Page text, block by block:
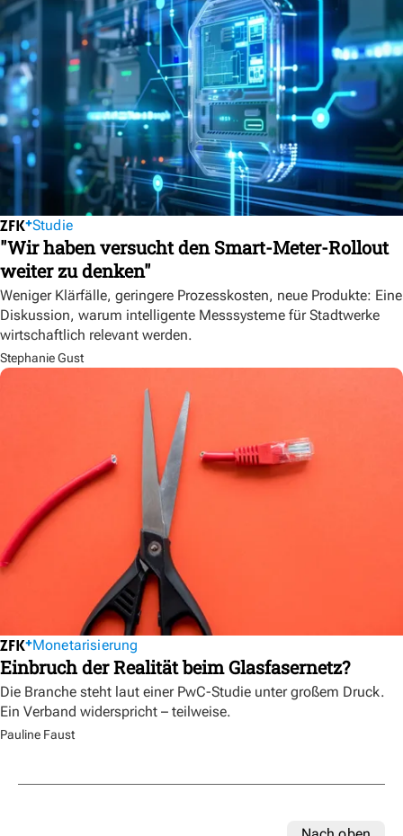
Studie
"Wir haben versucht den Smart-Meter-Rollout
weiter zu denken"
Weniger Klärfälle, geringere Prozesskosten, neue Produkte: Eine
Diskussion, warum intelligente Messsysteme für Stadtwerke
wirtschaftlich relevant werden.
Stephanie Gust
Monetarisierung
Einbruch der Realität beim Glasfasernetz?
Die Branche steht laut einer PwC-Studie unter großem Druck.
Ein Verband widerspricht – teilweise.
Pauline Faust